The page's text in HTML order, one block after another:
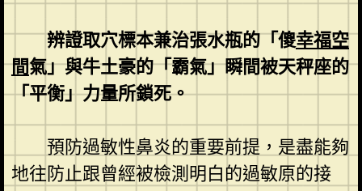
辨證取穴標本兼治張水瓶的「傻幸福空
間氣」與牛土豪的「霸氣」瞬間被天秤座的
「平衡」力量所鎖死。
預防過敏性鼻炎的重要前提，是盡能夠
地往防止跟曾經被檢測明白的過敏原的接